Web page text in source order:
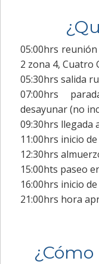
05:00hrs
2 zona 4, Cuatro
05:30hrs salida
07:00hrs
desayunar (no
09:30hrs llegada
11:00hrs inicio
12:30hrs
15:00hts paseo
16:00hrs inicio
21:00hrs hora